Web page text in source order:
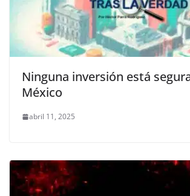
Ninguna inversión está
México
abril 11, 2025